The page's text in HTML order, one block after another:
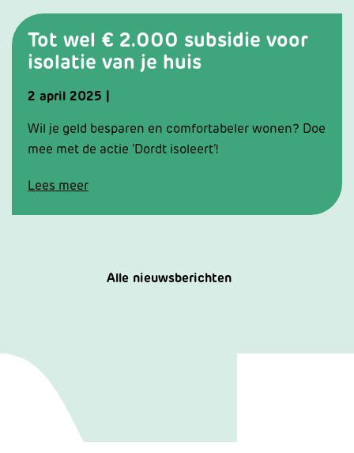
Tot wel € 2.000 subsidie voor
isolatie van je huis
2 april 2025 |
Wil je geld besparen en comfortabeler wonen? Doe
mee met de actie ‘Dordt isoleert’!
Lees meer
Alle nieuwsberichten